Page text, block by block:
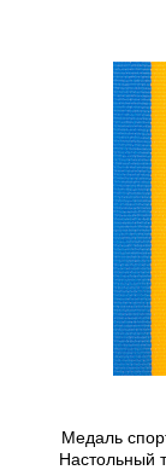
Медаль
Настольный